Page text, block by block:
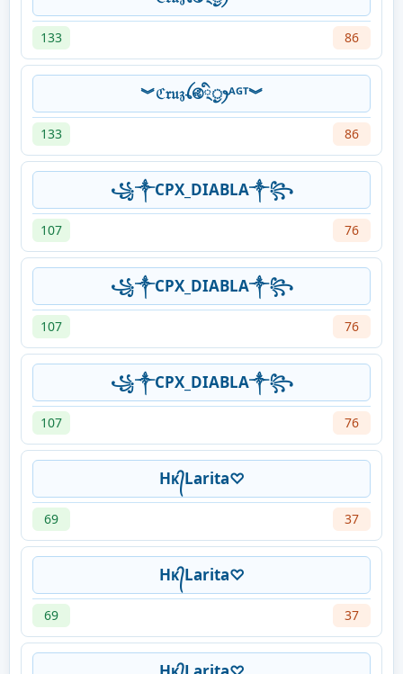
133 86
︾ℭ𝔯𝔲𝔷ꪶ࿋྄ིᤢꫂᴬᴳᵀ︾
133 86
꧁⁣༒CPX_DIABLA༒꧂
107 76
꧁⁣༒CPX_DIABLA༒꧂
107 76
꧁⁣༒CPX_DIABLA༒꧂
107 76
Hᴋ᭄Larita♡
69 37
Hᴋ᭄Larita♡
69 37